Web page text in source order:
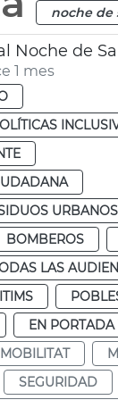
noche de
1 mes
URBANOS
BOMBEROS
LAS
EN PORTADA
MOBILITAT
SEGURIDAD